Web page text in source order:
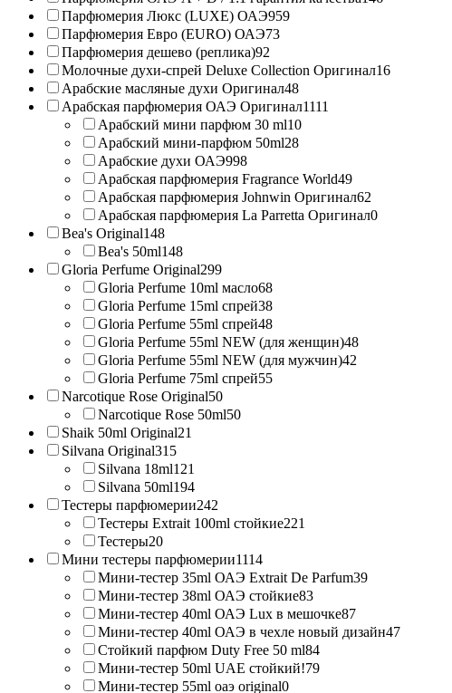
Парфюмерия Люкс (LUXE) ОАЭ959
Парфюмерия Евро (EURO) ОАЭ73
Парфюмерия дешево (реплика)92
Молочные духи-спрей Deluxe Collection Оригинал16
Арабские масляные духи Оригинал48
Арабская парфюмерия ОАЭ Оригинал1111
Арабский мини парфюм 30 ml10
Арабский мини-парфюм 50ml28
Арабские духи ОАЭ998
Арабская парфюмерия Fragrance World49
Арабская парфюмерия Johnwin Оригинал62
Арабская парфюмерия La Parretta Оригинал0
Bea's Original148
Bea's 50ml148
Gloria Perfume Original299
Gloria Perfume 10ml масло68
Gloria Perfume 15ml спрей38
Gloria Perfume 55ml спрей48
Gloria Perfume 55ml NEW (для женщин)48
Gloria Perfume 55ml NEW (для мужчин)42
Gloria Perfume 75ml спрей55
Narcotique Rose Original50
Narcotique Rose 50ml50
Shaik 50ml Original21
Silvana Original315
Silvana 18ml121
Silvana 50ml194
Тестеры парфюмерии242
Тестеры Extrait 100ml стойкие221
Тестеры20
Мини тестеры парфюмерии1114
Мини-тестер 35ml ОАЭ Extrait De Parfum39
Мини-тестер 38ml ОАЭ стойкие83
Мини-тестер 40ml ОАЭ Lux в мешочке87
Мини-тестер 40ml ОАЭ в чехле новый дизайн47
Стойкий парфюм Duty Free 50 ml84
Мини-тестер 50ml UAE стойкий!79
Мини-тестер 55ml оаэ original0